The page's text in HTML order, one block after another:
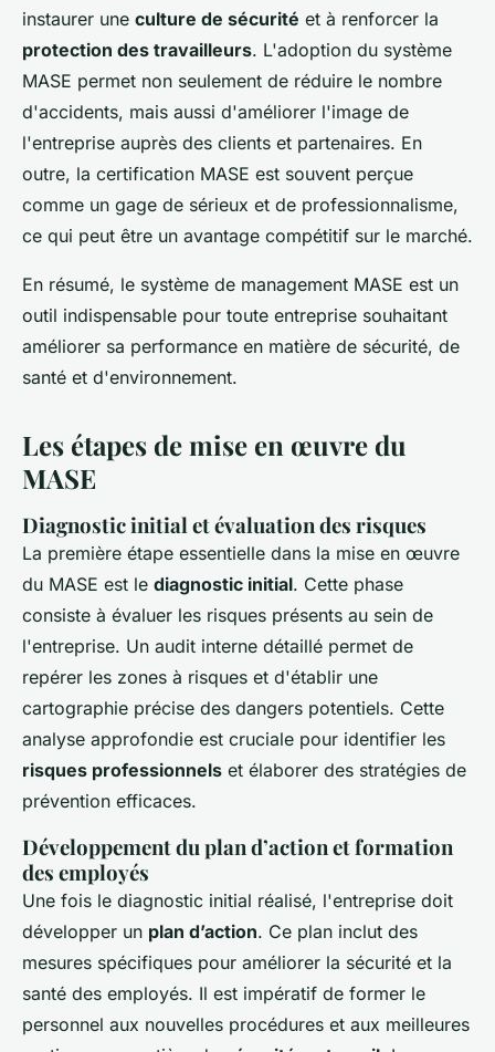
instaurer une culture de sécurité et à renforcer la
protection des travailleurs. L'adoption du système
MASE permet non seulement de réduire le nombre
d'accidents, mais aussi d'améliorer l'image de
l'entreprise auprès des clients et partenaires. En
outre, la certification MASE est souvent perçue
comme un gage de sérieux et de professionnalisme,
ce qui peut être un avantage compétitif sur le marché.
En résumé, le système de management MASE est un
outil indispensable pour toute entreprise souhaitant
améliorer sa performance en matière de sécurité, de
santé et d'environnement.
Les étapes de mise en œuvre du
MASE
Diagnostic initial et évaluation des risques
La première étape essentielle dans la mise en œuvre
du MASE est le diagnostic initial. Cette phase
consiste à évaluer les risques présents au sein de
l'entreprise. Un audit interne détaillé permet de
repérer les zones à risques et d'établir une
cartographie précise des dangers potentiels. Cette
analyse approfondie est cruciale pour identifier les
risques professionnels et élaborer des stratégies de
prévention efficaces.
Développement du plan d’action et formation
des employés
Une fois le diagnostic initial réalisé, l'entreprise doit
développer un plan d’action. Ce plan inclut des
mesures spécifiques pour améliorer la sécurité et la
santé des employés. Il est impératif de former le
personnel aux nouvelles procédures et aux meilleures